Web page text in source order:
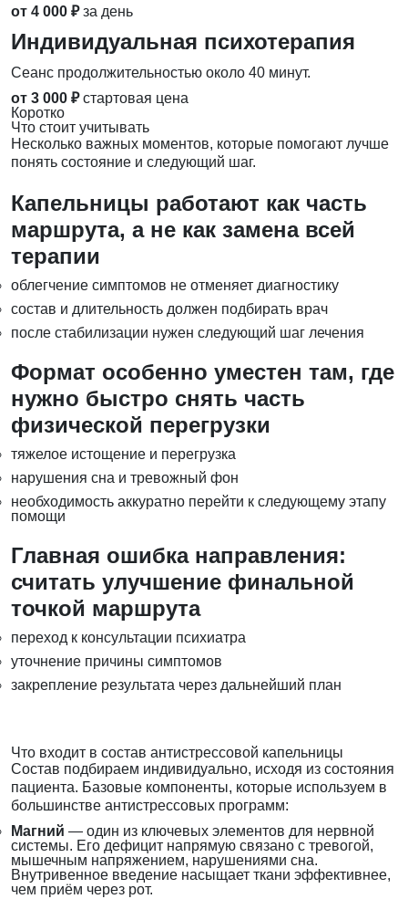
от 4 000 ₽ за день
Индивидуальная психотерапия
Сеанс продолжительностью около 40 минут.
от 3 000 ₽ стартовая цена
Коротко
Что стоит учитывать
Несколько важных моментов, которые помогают лучше
понять состояние и следующий шаг.
Капельницы работают как часть
маршрута, а не как замена всей
терапии
облегчение симптомов не отменяет диагностику
состав и длительность должен подбирать врач
после стабилизации нужен следующий шаг лечения
Формат особенно уместен там, где
нужно быстро снять часть
физической перегрузки
тяжелое истощение и перегрузка
нарушения сна и тревожный фон
необходимость аккуратно перейти к следующему этапу
помощи
Главная ошибка направления:
считать улучшение финальной
точкой маршрута
переход к консультации психиатра
уточнение причины симптомов
закрепление результата через дальнейший план
Что входит в состав антистрессовой капельницы
Состав подбираем индивидуально, исходя из состояния
пациента. Базовые компоненты, которые используем в
большинстве антистрессовых программ:
Магний — один из ключевых элементов для нервной
системы. Его дефицит напрямую связано с тревогой,
мышечным напряжением, нарушениями сна.
Внутривенное введение насыщает ткани эффективнее,
чем приём через рот.